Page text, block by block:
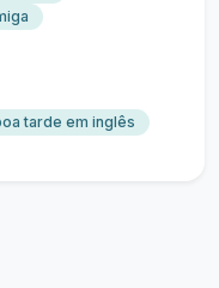
tarde em inglês